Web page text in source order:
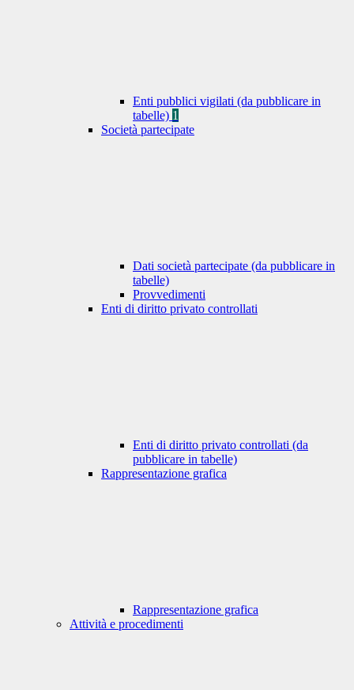
Enti pubblici vigilati (da pubblicare in
tabelle) 1
Società partecipate
Dati società partecipate (da pubblicare in
tabelle)
Provvedimenti
Enti di diritto privato controllati
Enti di diritto privato controllati (da
pubblicare in tabelle)
Rappresentazione grafica
Rappresentazione grafica
Attività e procedimenti